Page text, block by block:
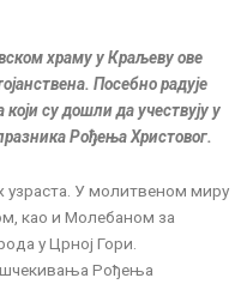
храму у Краљеву ове
Посебно радује
су дошли да учествују у
Рођења Христовог.
узраста. У молитвеном миру
као и Молебаном за
у Црној Гори.
Рођења